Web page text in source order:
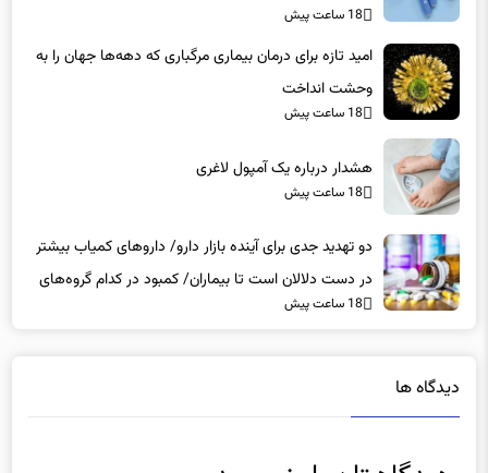
امید تازه برای درمان بیماری مرگباری که دهه‌ها جهان را به
وحشت انداخت
18 ساعت پیش
18 ساعت پیش
در دست دلالان است تا بیماران/ کمبود در کدام گروه‌های
دارویی محسوس‌تر است؟
18 ساعت پیش